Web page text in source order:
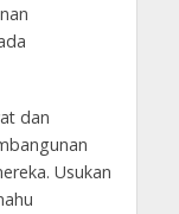
dan
Usukan